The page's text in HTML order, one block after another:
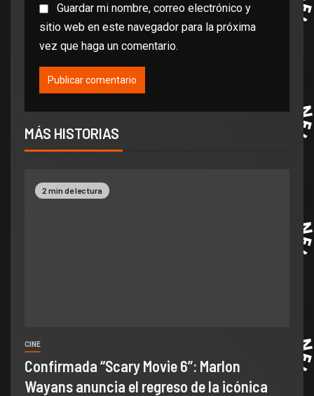
Guardar mi nombre, correo electrónico y
sitio web en este navegador para la próxima
vez que haga un comentario.
MÁS HISTORIAS
2 min de lectura
CINE
Confirmada “Scary Movie 6”: Marlon
Wayans anuncia el regreso de la icónica